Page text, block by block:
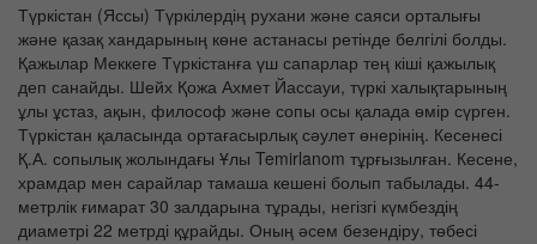
Түркістан (Яссы) Түркілердің рухани және саяси орталығы
және қазақ хандарының көне астанасы ретінде белгілі болды.
Қажылар Меккеге Түркістанға үш сапарлар тең кіші қажылық
деп санайды. Шейх Қожа Ахмет Йассауи, түркі халықтарының
ұлы ұстаз, ақын, философ және сопы осы қалада өмір сүрген.
Түркістан қаласында ортағасырлық сәулет өнерінің. Кесенесі
Қ.А. сопылық жолындағы Ұлы Temirlanom тұрғызылған. Кесене,
храмдар мен сарайлар тамаша кешені болып табылады. 44-
метрлік ғимарат 30 залдарына тұрады, негізгі күмбездің
диаметрі 22 метрді құрайды. Оның әсем безендіру, төбесі